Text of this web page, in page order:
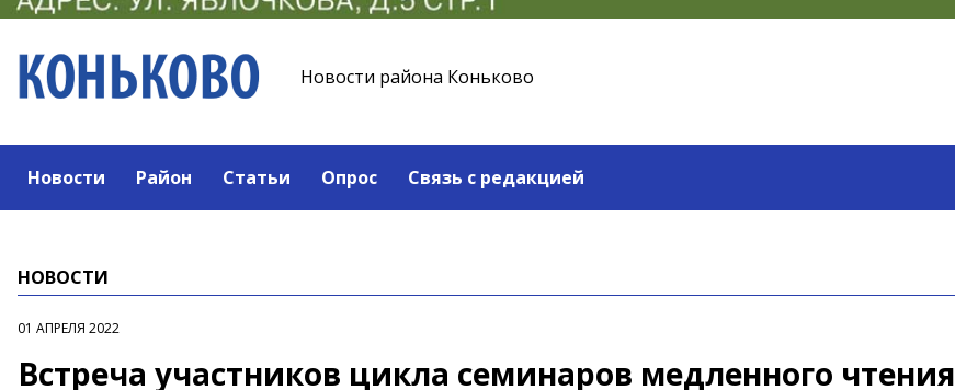
Новости района Коньково
Новости Район Статьи Опрос Связь с редакцией
НОВОСТИ
01 АПРЕЛЯ 2022
Встреча участников цикла семинаров медленного чтения